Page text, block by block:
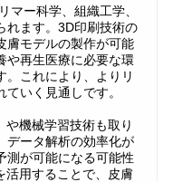
マー科学、組織工学、
れます。3D印刷技術の
膚モデルの製作が可能
や再生医療に必要な環
。これにより、よりリ
いく見通しです。
や機械学習技術も取り
データ解析の効率化が
測が可能になる可能性
活用することで、皮膚